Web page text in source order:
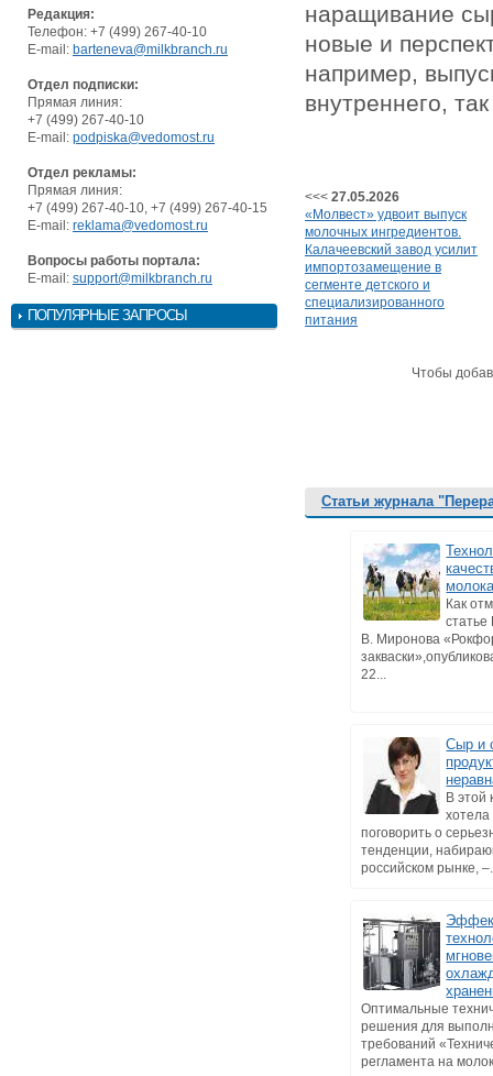
Редакция:
Телефон: +7 (499) 267-40-10
E-mail: barteneva@milkbranch.ru
Отдел подписки:
Прямая линия:
+7 (499) 267-40-10
E-mail: podpiska@vedomost.ru
Отдел рекламы:
Прямая линия:
+7 (499) 267-40-10, +7 (499) 267-40-15
E-mail: reklama@vedomost.ru
Вопросы работы портала:
E-mail: support@milkbranch.ru
ПОПУЛЯРНЫЕ ЗАПРОСЫ
наращивание
новые и
например,
внутреннего,
<<< 27.05.2026
«Молвест» удвоит выпуск
молочных ингредиентов.
Калачеевский завод усилит
импортозамещение в
сегменте детского и
специализированного
питания
Чтобы
Статьи журнала
Как
В. Миронова
22...
Сыр и
В этой
поговорить о
тенденции,
российском рынке,
Оптимальные
решения для
требований
регламента на